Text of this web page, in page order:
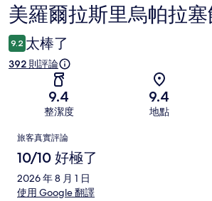
評
論
美羅爾拉斯里烏帕拉
9.2 太棒了
392 則評論
9.4
整潔度
9.4
地點
評
論
旅客真實評論
10/10 好極了
2026 年 8 月 1 日
使用 Google 翻譯